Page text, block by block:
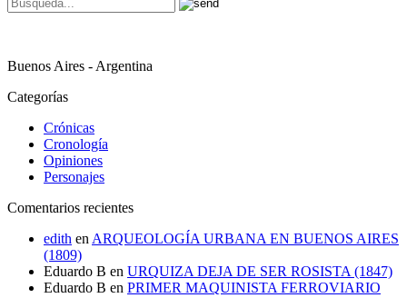
Buenos Aires - Argentina
Categorías
Crónicas
Cronología
Opiniones
Personajes
Comentarios recientes
edith en ARQUEOLOGÍA URBANA EN BUENOS AIRES
(1809)
Eduardo B en URQUIZA DEJA DE SER ROSISTA (1847)
Eduardo B en PRIMER MAQUINISTA FERROVIARIO